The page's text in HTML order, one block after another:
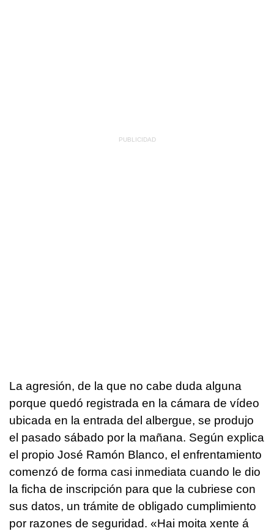
La agresión, de la que no cabe duda alguna
porque quedó registrada en la cámara de vídeo
ubicada en la entrada del albergue, se produjo
el pasado sábado por la mañana. Según explica
el propio José Ramón Blanco, el enfrentamiento
comenzó de forma casi inmediata cuando le dio
la ficha de inscripción para que la cubriese con
sus datos, un trámite de obligado cumplimiento
por razones de seguridad. «Hai moita xente á